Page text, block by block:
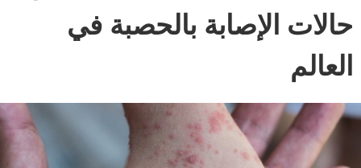
حالات الإصابة بالحصبة في
العالم